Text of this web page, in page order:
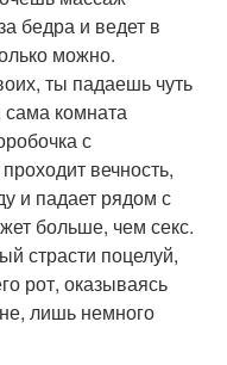
бедра и ведет в
можно.
ты падаешь чуть
сама комната
с
вечность,
и падает рядом с
больше, чем секс.
страсти поцелуй,
рот, оказываясь
лишь немного